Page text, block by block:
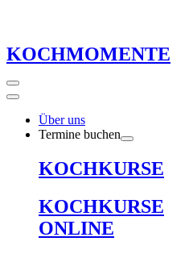
KOCHMOMENTE
Über uns
Termine buchen
KOCHKURSE
KOCHKURSE
ONLINE